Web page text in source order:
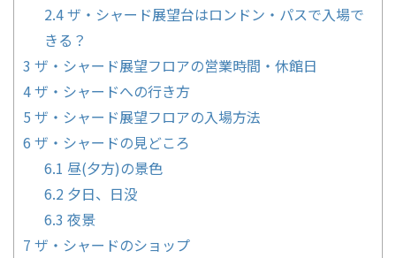
2.4ザ・シャード展望台はロンドン・パスで入場で
きる？
3 ザ・シャード展望フロアの営業時間・休館日
4ザ・シャードへの行き方
5 ザ・シャード展望フロアの入場方法
6 ザ・シャードの見どころ
6.1 昼(夕方)の景色
6.2 夕日、日没
6.3 夜景
7 ザ・シャードのショップ